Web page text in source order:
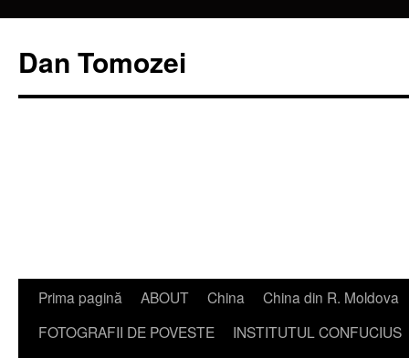
Dan Tomozei
Sari
Prima pagină ABOUT China
China din R. Moldova
FOTOGRAFII DE POVESTE
INSTITUTUL CONFUCIUS